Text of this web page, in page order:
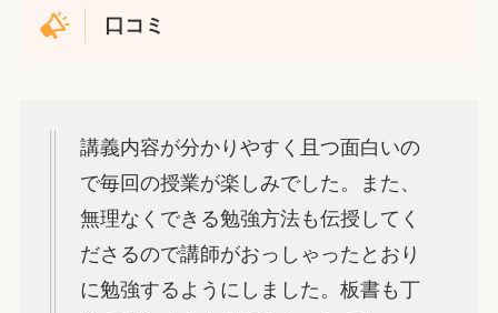
口コミ
講義内容が分かりやすく且つ面白いの
で毎回の授業が楽しみでした。また、
無理なくできる勉強方法も伝授してく
ださるので講師がおっしゃったとおり
に勉強するようにしました。板書も丁